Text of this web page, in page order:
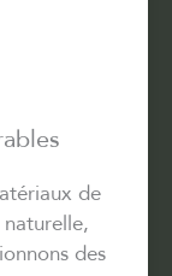
de
des